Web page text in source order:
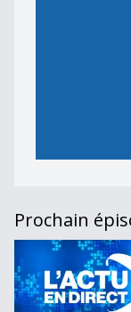
Prochain
L&#039;Actu du